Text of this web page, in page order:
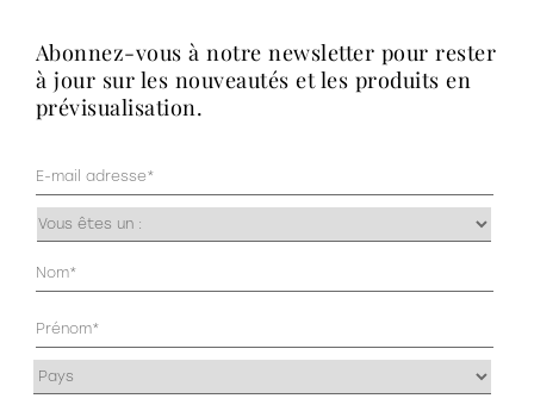
abonnez-vous à notre newsletter pour rester
à jour sur les nouveautés et les produits en
prévisualisation.
Mail
(Nécessaire)
Occupazione
Anagrafica
Indirizzo